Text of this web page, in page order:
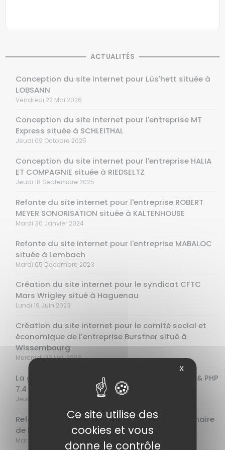
ACTUALITÉS
Conception du site internet pour Lüs'hett située à
LOBSANN
Vendredi 22 Mai 2026
Conception du site internet pour l'entreprise MT
Express située à SCHLEITHAL
Jeudi 09 Octobre 2025
Conception du site internet pour l'entreprise HALIA
ET COMPAGNIE située à RIEDSELTZ
Jeudi 18 Septembre 2025
Refonte du site internet pour l'entreprise ROBERT
MEYER SONORISATION située à KALTENHOUSE
Mardi 30 Janvier 2024
Refonte du site internet pour l'entreprise MABALOC
située à Lembach
Mardi 05 Decembre 2023
Création du site internet pour le syndicat CFTC
Mars Wrigley situé à Haguenau
Lundi 19 Juin 2023
Création du site internet pour le comité social et
économique de l’entreprise Burstner situé à
Wissembourg
Mercredi 03 Mai 2023
La grande migration (Debian 10 vers Debian 11 & PHP
7.4 vers PHP 8.1)
Jeudi 03 Novembre 2022
Refonte du site internet pour la clinique vétérinaire
de la route de Schweighouse
Mardi 25 Octobre 2022
X
Ce site utilise des
cookies et vous
donne le contrôle